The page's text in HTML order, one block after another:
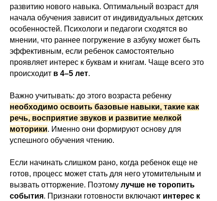
развитию нового навыка. Оптимальный возраст для
начала обучения зависит от индивидуальных детских
особенностей. Психологи и педагоги сходятся во
мнении, что раннее погружение в азбуку может быть
эффективным, если ребенок самостоятельно
проявляет интерес к буквам и книгам. Чаще всего это
происходит в 4–5 лет.
Важно учитывать: до этого возраста ребенку
необходимо освоить базовые навыки, такие как
речь, восприятие звуков и развитие мелкой
моторики. Именно они формируют основу для
успешного обучения чтению.
Если начинать слишком рано, когда ребенок еще не
готов, процесс может стать для него утомительным и
вызвать отторжение. Поэтому лучше не торопить
события. Признаки готовности включают интерес к